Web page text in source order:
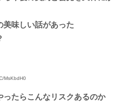
味しい話があった
MsKbdH0
ったらこんなリスクあるのか